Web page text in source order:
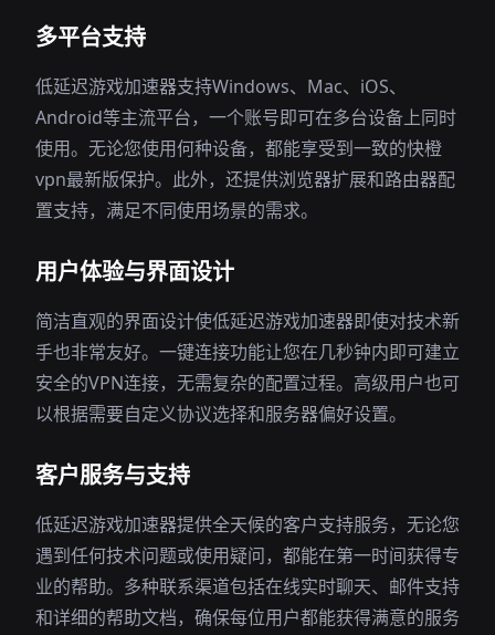
多平台支持
低延迟游戏加速器支持Windows、Mac、iOS、
Android等主流平台，一个账号即可在多台设备上同时
使用。无论您使用何种设备，都能享受到一致的快橙
vpn最新版保护。此外，还提供浏览器扩展和路由器配
置支持，满足不同使用场景的需求。
用户体验与界面设计
简洁直观的界面设计使低延迟游戏加速器即使对技术新
手也非常友好。一键连接功能让您在几秒钟内即可建立
安全的VPN连接，无需复杂的配置过程。高级用户也可
以根据需要自定义协议选择和服务器偏好设置。
客户服务与支持
低延迟游戏加速器提供全天候的客户支持服务，无论您
遇到任何技术问题或使用疑问，都能在第一时间获得专
业的帮助。多种联系渠道包括在线实时聊天、邮件支持
和详细的帮助文档，确保每位用户都能获得满意的服务